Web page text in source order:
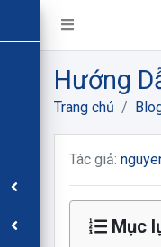
Hướng
Trang chủ
Tác giả:
Mục